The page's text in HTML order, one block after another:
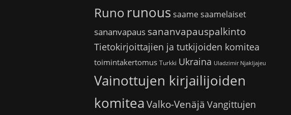
Runo runoussaamesaamelaiset
sananvapaus sananvapauspalkinto
Tietokirjoittajien ja tutkijoiden komitea
toimintakertomus Turkki Ukraina Uladzimir Njakljajeu
Vainottujen kirjailijoiden
komitea Valko-Venäjä Vangittujen